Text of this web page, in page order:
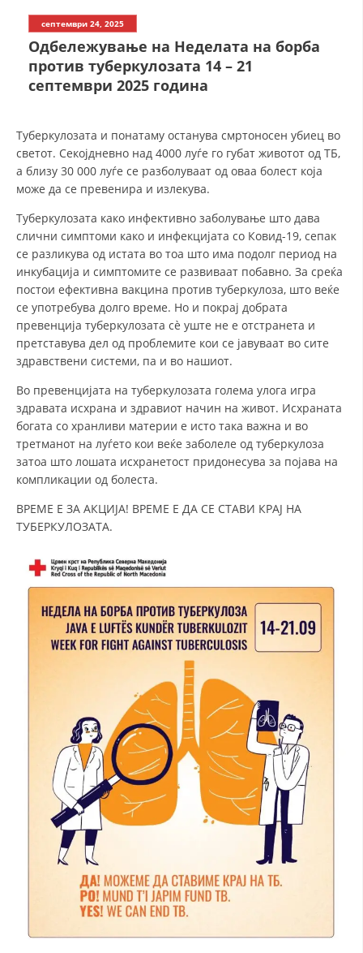
ДЕЈСТВУВАЊЕ
ПРИРАЧНИЦИ
СТРАТЕГИИ
БРОШУРИ
ПРЕЗЕНТАЦИИ
септември 24, 2025
Одбележување на Неделата на борба
против туберкулозата 14 – 21
септември 2025 година
Туберкулозата и понатаму останува смртоносен убиец во
светот. Секојдневно над 4000 луѓе го губат животот од ТБ,
а близу 30 000 луѓе се разболуваат од оваа болест која
може да се превенира и излекува.
Туберкулозата како инфективно заболување што дава
слични симптоми како и инфекцијата со Ковид-19, сепак
се разликува од истата во тоа што има подолг период на
инкубација и симптомите се развиваат побавно. За среќа
постои ефективна вакцина против туберкулоза, што веќе
се употребува долго време. Но и покрај добрата
превенција туберкулозата сè уште не е отстранета и
претставува дел од проблемите кои се јавуваат во сите
здравствени системи, па и во нашиот.
Во превенцијата на туберкулозата голема улога игра
здравата исхрана и здравиот начин на живот. Исхраната
богата со хранливи материи е исто така важна и во
третманот на луѓето кои веќе заболеле од туберкулоза
затоа што лошата исхранетост придонесува за појава на
компликации од болеста.
ВРЕМЕ Е ЗА АКЦИЈА! ВРЕМЕ Е ДА СЕ СТАВИ КРАЈ НА
ТУБЕРКУЛОЗАТА.